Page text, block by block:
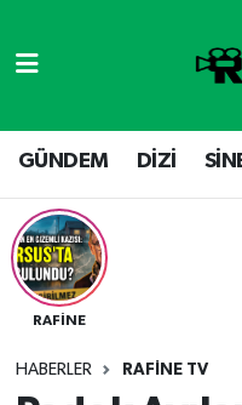
GÜNDEM DİZİ
RAFİNE
HABERLER RAFİNE TV
DİZİ
SİNEMA
YOUTUBE
GÜNDEM
RAFİNE TV
SİNEMA
YOUTUBE
Hava Durumu
Namaz Vakitleri
Trafik Durumu
Tüm Manşetler